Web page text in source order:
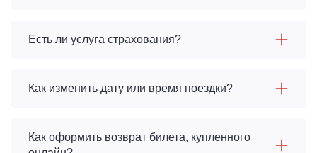
Есть ли услуга страхования?
Как изменить дату или время поездки?
Как оформить возврат билета, купленного